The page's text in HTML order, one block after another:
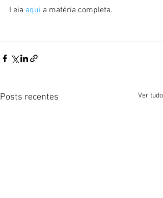
Leia aqui a matéria completa.
Posts recentes Ver tudo